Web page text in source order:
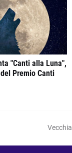
"Canti alla Luna",
Premio Canti
Vecchia